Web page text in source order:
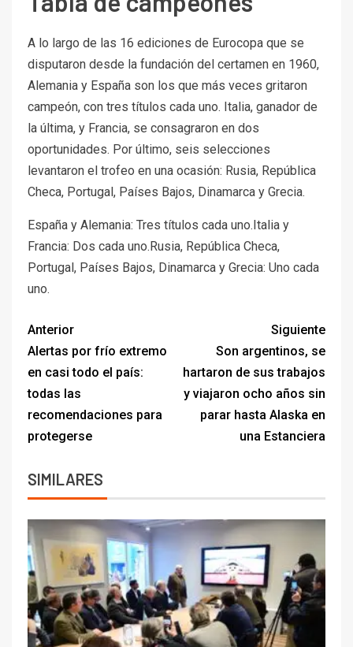
A lo largo de las 16 ediciones de Eurocopa que se
disputaron desde la fundación del certamen en 1960,
Alemania y España son los que más veces gritaron
campeón, con tres títulos cada uno. Italia, ganador de
la última, y Francia, se consagraron en dos
oportunidades. Por último, seis selecciones
levantaron el trofeo en una ocasión: Rusia, República
Checa, Portugal, Países Bajos, Dinamarca y Grecia.
España y Alemania: Tres títulos cada uno.Italia y
Francia: Dos cada uno.Rusia, República Checa,
Portugal, Países Bajos, Dinamarca y Grecia: Uno cada
uno.
Anterior
Alertas por frío extremo
en casi todo el país:
todas las
recomendaciones para
protegerse
Siguiente
Son argentinos, se
hartaron de sus trabajos
y viajaron ocho años sin
parar hasta Alaska en
una Estanciera
SIMILARES